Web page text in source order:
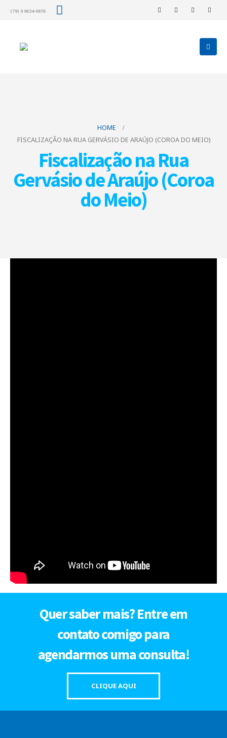
(79) 9 9634-0876
HOME
FISCALIZAÇÃO NA RUA GERVÁSIO DE ARAÚJO (COROA DO MEIO)
Fiscalização na Rua
Gervásio de Araújo (Coroa
do Meio)
Quer saber mais? Entre em
contato comigo para
agendarmos uma consulta!
CLIQUE AQUI